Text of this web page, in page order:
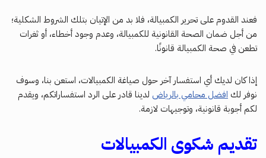
فعند القدوم على تحرير الكمبيالة، فلا بد من الإتيان بتلك الشروط الشكلية؛
من أجل ضمان الصحة القانونية للكمبيالة، وعدم وجود أخطاء، أو ثغرات
تطعن في صحة الكمبيالة قانونًا.
إذا كان لديك أي استفسار آخر حول صياغة الكمبيالات، استعن بنا، وسوف
نوفر لك افضل محامي بالرياض لدينا قادر على الرد استفساراتكم، ويقدم
لكم أجوبة قانونية، وتوجيهات لازمة.
تقديم شكوى الكمبيالات